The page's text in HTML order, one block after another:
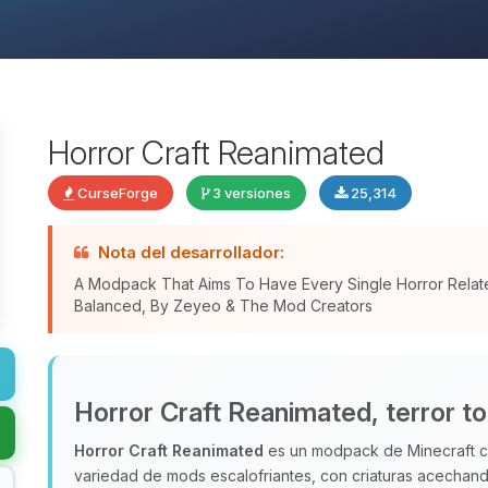
Horror Craft Reanimated
CurseForge 3 versiones 25,314
Nota del desarrollador:
A Modpack That Aims To Have Every Single Horror
Balanced, By Zeyeo & The Mod Creators
Horror Craft Reanimated, terror
Horror Craft Reanimated es un modpack de Minecraft
variedad de mods escalofriantes, con criaturas